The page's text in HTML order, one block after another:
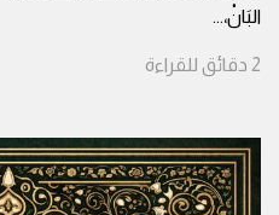
البَانْ،...
2 دقائق للقراءة